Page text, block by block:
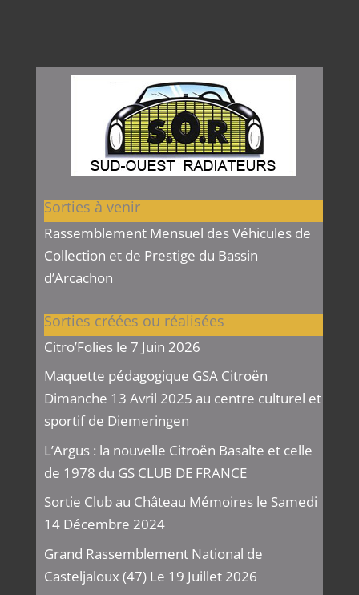
Sorties à venir
Rassemblement Mensuel des Véhicules de
Collection et de Prestige du Bassin
d’Arcachon
Sorties créées ou réalisées
Citro’Folies le 7 Juin 2026
Maquette pédagogique GSA Citroën
Dimanche 13 Avril 2025 au centre culturel et
sportif de Diemeringen
L’Argus : la nouvelle Citroën Basalte et celle
de 1978 du GS CLUB DE FRANCE
Sortie Club au Château Mémoires le Samedi
14 Décembre 2024
Grand Rassemblement National de
Casteljaloux (47) Le 19 Juillet 2026